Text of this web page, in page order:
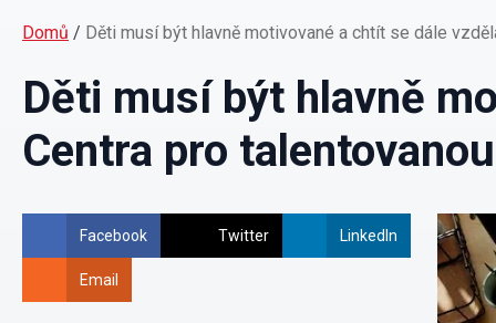
Domů / Děti musí být hlavně motivované a chtít se dále
Děti musí být hlavně
Centra pro
Facebook Twitter LinkedIn
Email